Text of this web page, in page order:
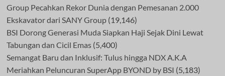
Group Pecahkan Rekor Dunia dengan Pemesanan 2.000
Ekskavator dari SANY Group (19,146)
BSI Dorong Generasi Muda Siapkan Haji Sejak Dini Lewat
Tabungan dan Cicil Emas (5,400)
Semangat Baru dan Inklusif: Tulus hingga NDX A.K.A
Meriahkan Peluncuran SuperApp BYOND by BSI (5,183)